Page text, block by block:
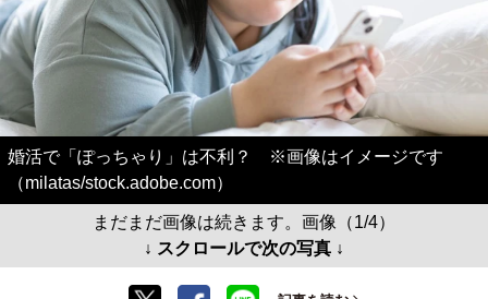
婚活で「ぽっちゃり」は不利？ ※画像はイメージです
（milatas/stock.adobe.com）
まだまだ画像は続きます。画像（1/4）
↓ スクロールで次の写真 ↓